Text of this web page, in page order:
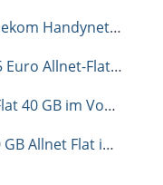
Handyvertrag für Kinder: Telekom Handynetz unverbindlich testen mit congstar
Vodafone Handytarif unter 5 Euro Allnet-Flat mit 35 GB
Monatlich kündbar – Allnet Flat 40 GB im Vodafone-Netz für 9,99 €
Handytarif unter 10 Euro: 30 GB Allnet Flat im Telekom Netz für 9,99 €